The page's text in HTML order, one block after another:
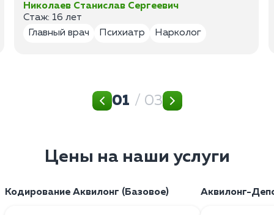
Николаев Станислав Сергеевич
Стаж: 16 лет
Главный врач
Психиатр Нарколог
01 / 03
Цены на наши услуги
Кодирование Аквилонг (Базовое) Аквилонг-